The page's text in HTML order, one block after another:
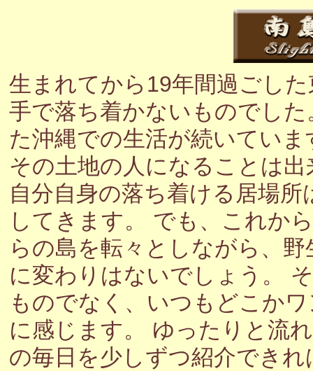
生まれてから19年間過ごし
手で落ち着かないものでし
た沖縄での生活が続いてい
その土地の人になることは
自分自身の落ち着ける居場
してきます。 でも、これか
らの島を転々としながら、
に変わりはないでしょう。
ものでなく、いつもどこか
に感じます。 ゆったりと流
の毎日を少しずつ紹介でき